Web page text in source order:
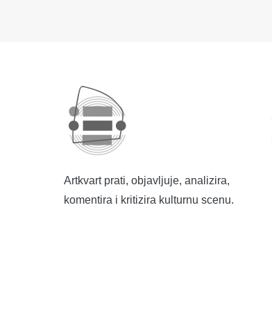
Artkvart prati, objavljuje, analizira,
komentira i kritizira kulturnu scenu.